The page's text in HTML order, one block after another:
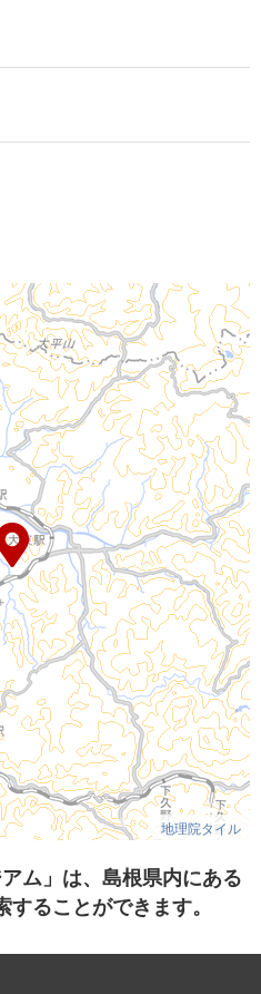
地理院タイル
ム」は、島根県内にある
ることができます。